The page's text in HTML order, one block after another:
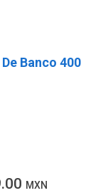
Banco 400
MXN